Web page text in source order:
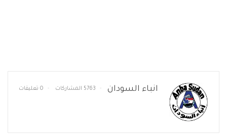
انباء السودان 5763 المشاركات 0 تعليقات